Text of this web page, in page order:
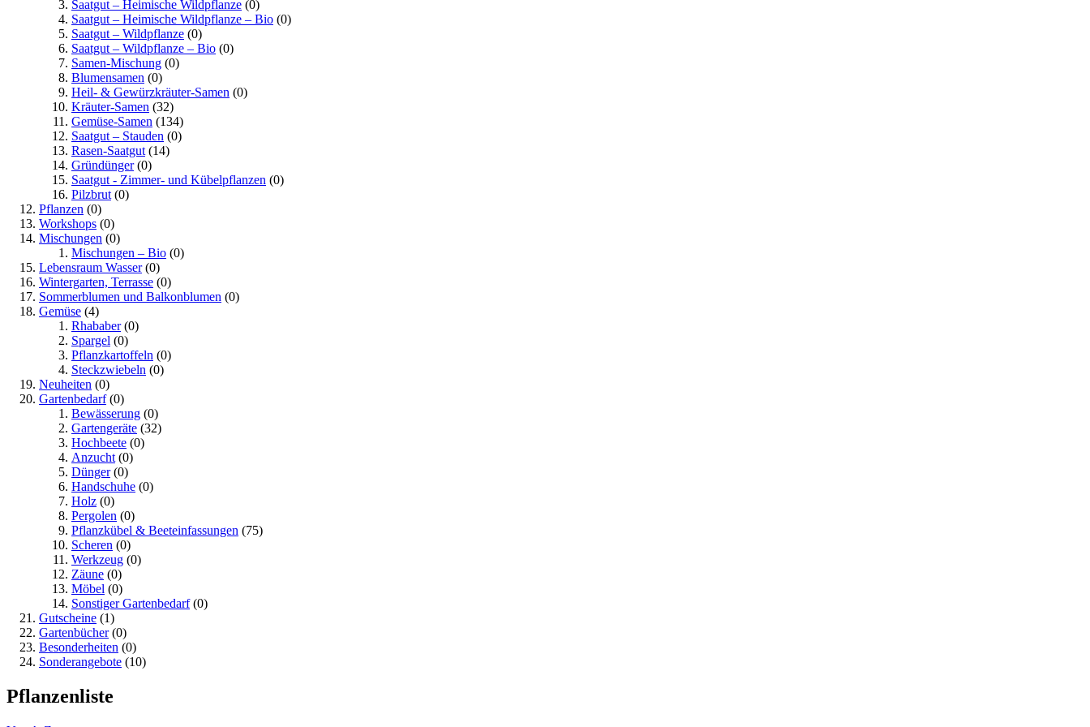
Saatgut – Heimische Wildpflanze (0)
Saatgut – Heimische Wildpflanze – Bio (0)
Saatgut – Wildpflanze (0)
Saatgut – Wildpflanze – Bio (0)
Samen-Mischung (0)
Blumensamen (0)
Heil- & Gewürzkräuter-Samen (0)
Kräuter-Samen (32)
Gemüse-Samen (134)
Saatgut – Stauden (0)
Rasen-Saatgut (14)
Gründünger(0)
Saatgut - Zimmer- und Kübelpflanzen (0)
Pilzbrut (0)
Pflanzen (0)
Workshops (0)
Mischungen (0)
Mischungen – Bio (0)
Lebensraum Wasser(0)
Wintergarten, Terrasse (0)
Sommerblumen und Balkonblumen (0)
Gemüse (4)
Rhababer(0)
Spargel (0)
Pflanzkartoffeln (0)
Steckzwiebeln (0)
Neuheiten (0)
Gartenbedarf(0)
Bewässerung (0)
Gartengeräte (32)
Hochbeete (0)
Anzucht (0)
Dünger(0)
Handschuhe (0)
Holz (0)
Pergolen (0)
Pflanzkübel & Beeteinfassungen (75)
Scheren (0)
Werkzeug (0)
Zäune (0)
Möbel (0)
Sonstiger Gartenbedarf(0)
Gutscheine (1)
Gartenbücher(0)
Besonderheiten (0)
Sonderangebote (10)
Pflanzenliste